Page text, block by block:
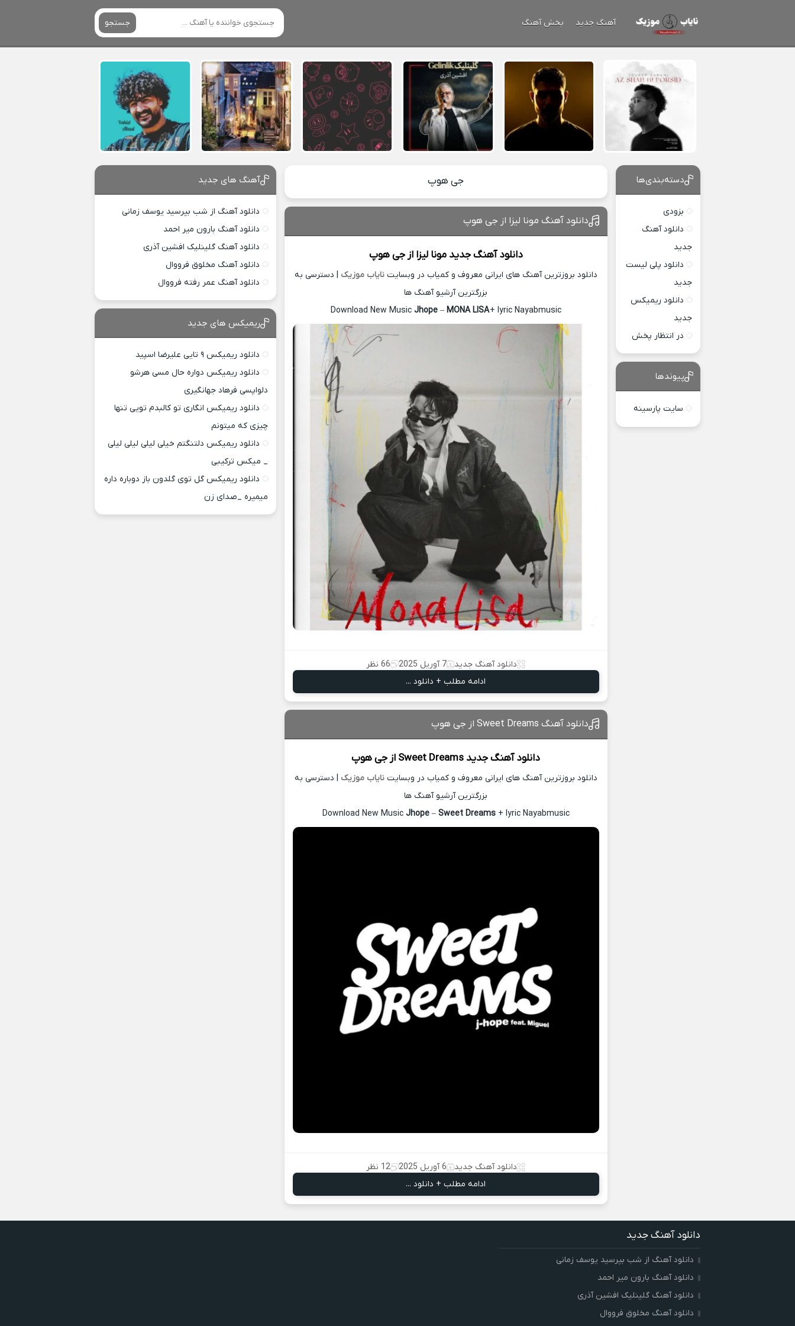
آهنگ جدید پخش آهنگ جستجو
جی هوپ
دانلود آهنگ مونا لیزا از جی هوپ
دانلود آهنگ جدید مونا لیزا ازجی هوپ
دانلود بروزترین آهنگ های ایرانی معروف و کمیاب در وبسایتنایاب موزیک | دسترسی به
بزرگترین آرشیو آهنگ ها
Download New Music Jhope– MONA LISA+ lyric Nayabmusic
دانلود آهنگ جدید 7 آوریل 2025
66 نظر
ادامه مطلب + دانلود ...
دانلود آهنگ Sweet Dreams از جی هوپ
دانلود آهنگ جدید جی هوپ
دانلود بروزترین آهنگ های ایرانی معروف و کمیاب در وبسایتنایاب موزیک | دسترسی به
بزرگترین آرشیو آهنگ ها
Download New Music Jhope– Sweet Dreams+ lyric Nayabmusic
دانلود آهنگ جدید 6 آوریل 2025
12 نظر
ادامه مطلب + دانلود ...
دسته‌بندی‌ها
بزودی
دانلود آهنگ
جدید
دانلود پلی لیست
جدید
دانلود ریمیکس
جدید
در انتظار پخش
پیوندها
سایت پارسینه
آهنگ های جدید
دانلود آهنگ از شب بپرسید یوسف زمانی
دانلود آهنگ بارون میر احمد
دانلود آهنگ گلینلیک افشین آذری
دانلود آهنگ مخلوق فرووال
دانلود آهنگ عمر رفته فرووال
ریمیکس های جدید
دانلود ریمیکس ۹ تایی علیرضا اسپید
دانلود ریمیکس دواره حال مسی هرشو
دلواپسی فرهاد جهانگیری
دانلود ریمیکس انگاری تو کالبدم تویی تنها
چیزی که میتونم
دانلود ریمیکس دلتنگتم خیلی لیلی لیلی لیلی
_ میکس ترکیبی
دانلود ریمیکس گل توی گلدون باز دوباره داره
میمیره _صدای زن
دانلود آهنگ جدید
دانلود آهنگ از شب بپرسید یوسف زمانی
دانلود آهنگ بارون میر احمد
دانلود آهنگ گلینلیک افشین آذری
دانلود آهنگ مخلوق فرووال